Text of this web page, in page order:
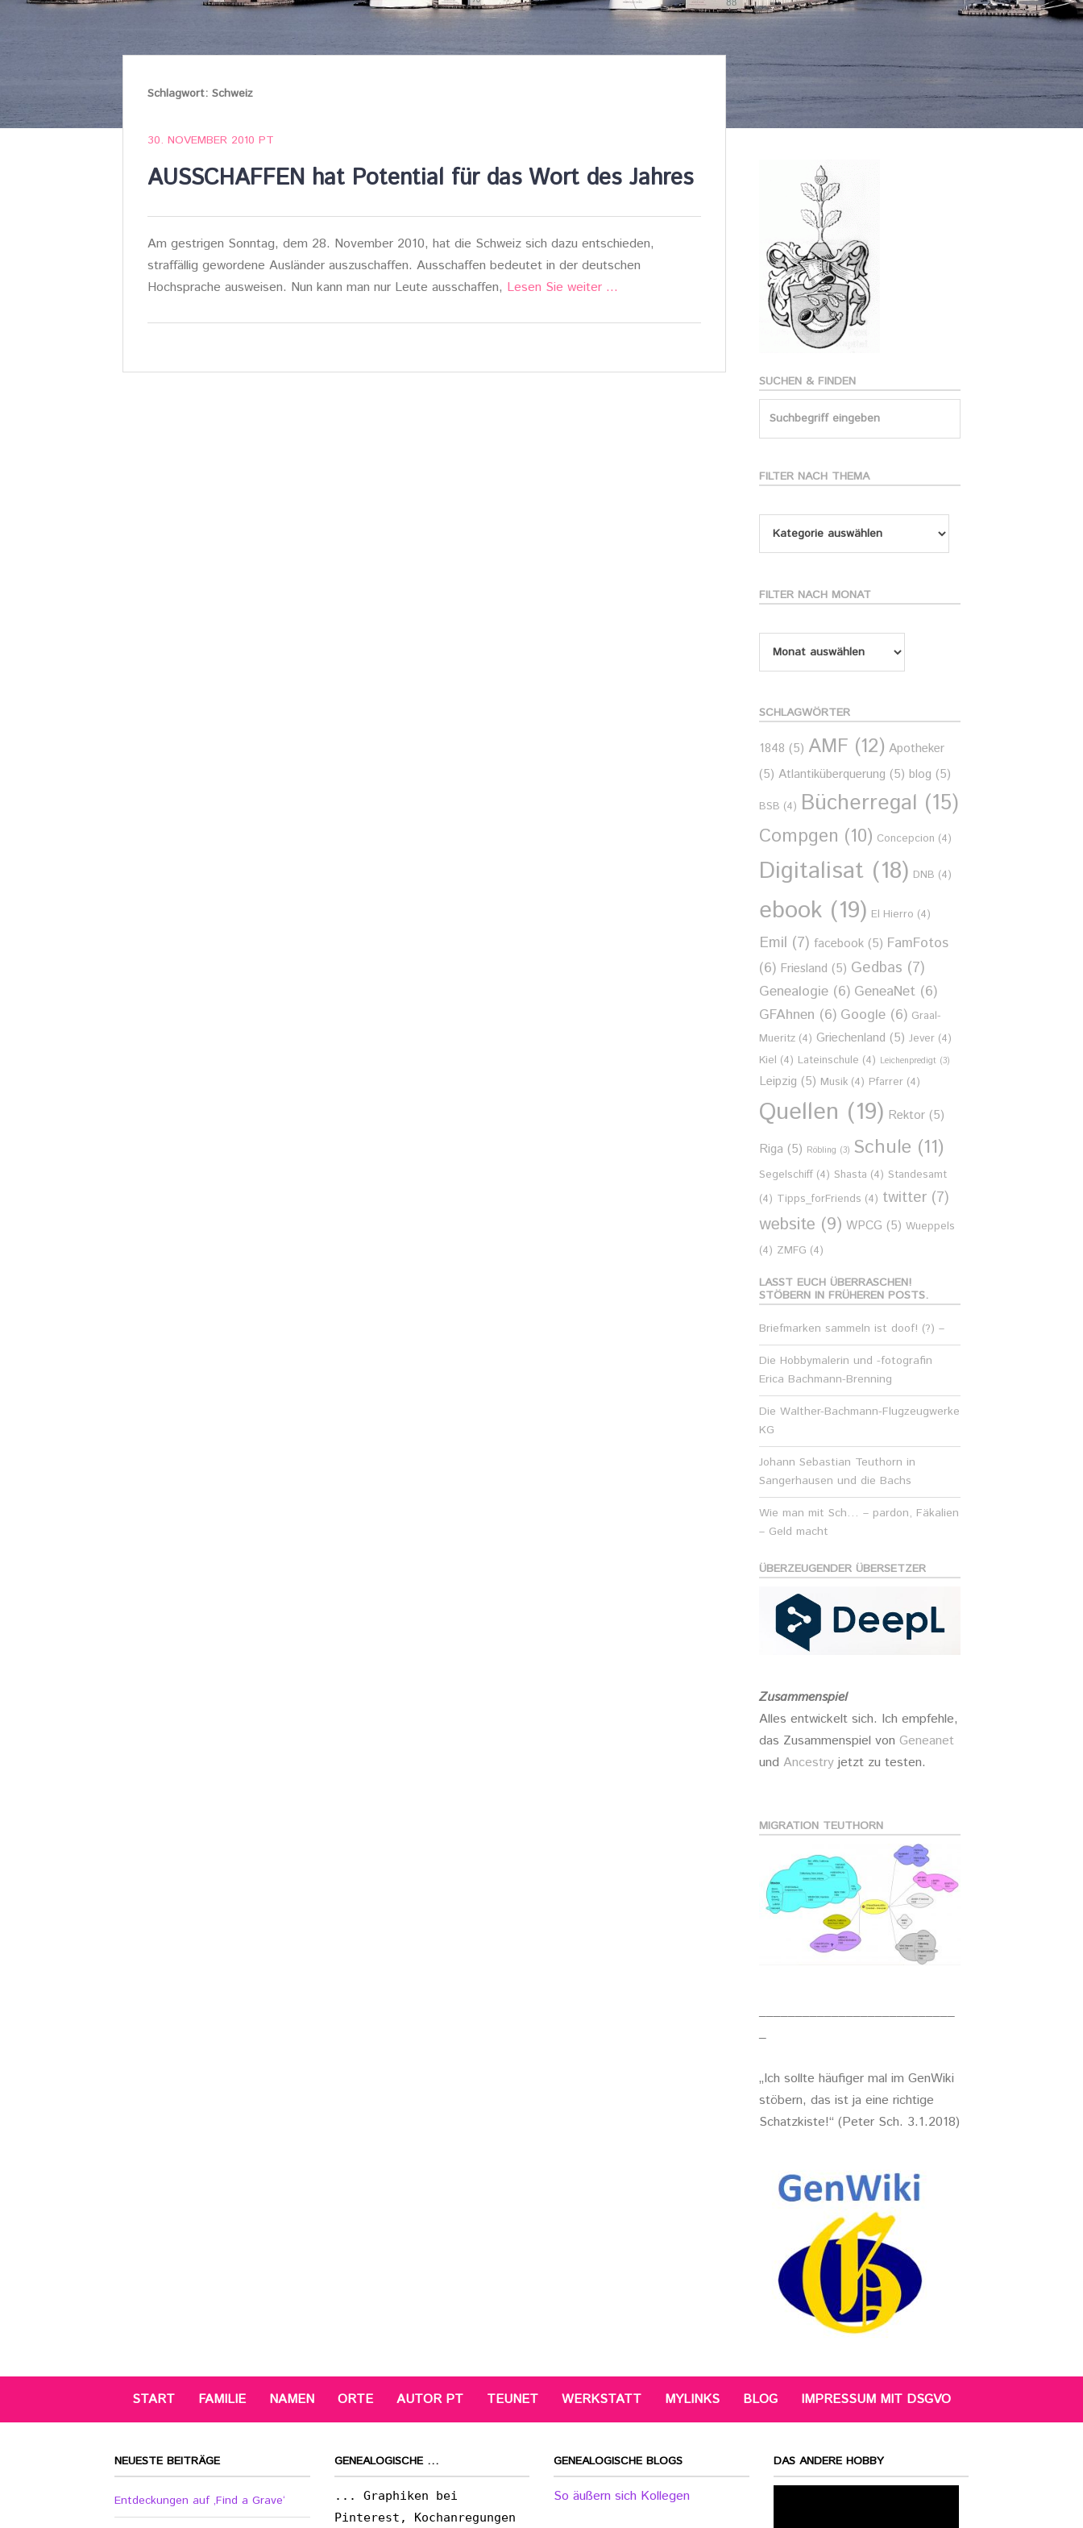
Schlagwort: Schweiz
30. NOVEMBER 2010 PT
AUSSCHAFFEN hat Potential für das Wort des Jahres
Am gestrigen Sonntag, dem 28. November 2010, hat die Schweiz sich dazu entschieden,
straffällig gewordene Ausländer auszuschaffen. Ausschaffen bedeutet in der deutschen
Hochsprache ausweisen. Nun kann man nur Leute ausschaffen, Lesen Sie weiter …
SUCHEN & FINDEN
Search
FILTER NACH THEMA
nach
Thema
FILTER NACH MONAT
nach
SCHLAGWÖRTER
1848 (5) AMF (12) Apotheker
(5) Atlantiküberquerung (5) blog (5)
BSB (4) Bücherregal (15)
Compgen (10) Concepcion (4)
Digitalisat (18) DNB (4)
ebook (19) El Hierro (4)
Emil (7) facebook (5) FamFotos
(6) Friesland (5) Gedbas (7)
Genealogie (6) GeneaNet (6)
GFAhnen (6) Google (6) Graal-
Mueritz (4) Griechenland (5) Jever (4)
Kiel (4) Lateinschule (4) Leichenpredigt (3)
Leipzig (5) Musik (4) Pfarrer (4)
Quellen (19) Rektor (5)
Riga (5) Röbling (3) Schule (11)
Segelschiff (4) Shasta (4) Standesamt
(4) Tipps_forFriends (4) twitter (7)
website (9) WPCG (5) Wueppels
(4) ZMFG (4)
LASST EUCH ÜBERRASCHEN!
STÖBERN IN FRÜHEREN POSTS.
Briefmarken sammeln ist doof! (?) –
Die Hobbymalerin und -fotografin
Erica Bachmann-Brenning
Die Walther-Bachmann-Flugzeugwerke
KG
Johann Sebastian Teuthorn in
Sangerhausen und die Bachs
Wie man mit Sch… – pardon, Fäkalien
– Geld macht
ÜBERZEUGENDER ÜBERSETZER
Zusammenspiel
Alles entwickelt sich. Ich empfehle,
das Zusammenspiel vonGeneanet
undAncestryjetzt zu testen.
MIGRATION TEUTHORN
„Ich sollte häufiger mal im GenWiki
stöbern, das ist ja eine richtige
Schatzkiste!“ (Peter Sch. 3.1.2018)
START FAMILIE NAMEN ORTE AUTOR PT TEUNET WERKSTATT MYLINKS BLOG IMPRESSUM MIT DSGVO
NEUESTE BEITRÄGE
Entdeckungen auf ‚Find a Grave‘
GENEALOGISCHE …
... Graphiken bei
Pinterest, Kochanregungen
GENEALOGISCHE BLOGS
So äußern sich Kollegen
DAS ANDERE HOBBY